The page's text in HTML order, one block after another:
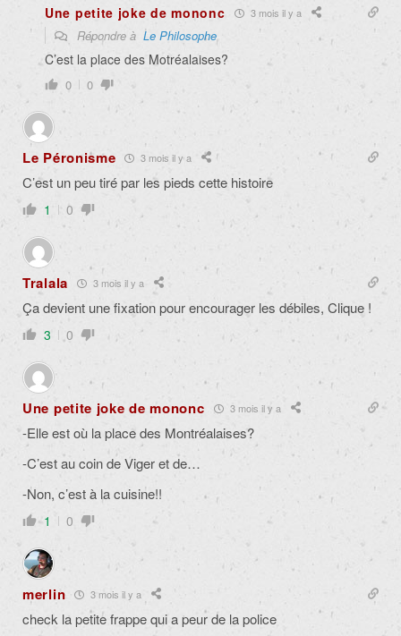
Une petite joke de mononc 3 mois il y a
Répondre à Le Philosophe
C’est la place des Motréalaises?
0 0
Le Péronisme 3 mois il y a
C’est un peu tiré par les pieds cette histoire
1 0
Tralala 3 mois il y a
Ça devient une fixation pour encourager les débiles, Clique !
3 0
Une petite joke de mononc 3 mois il y a
-Elle est où la place des Montréalaises?
-C’est au coin de Viger et de…
-Non, c’est à la cuisine!!
1 0
merlin 3 mois il y a
check la petite frappe qui a peur de la police